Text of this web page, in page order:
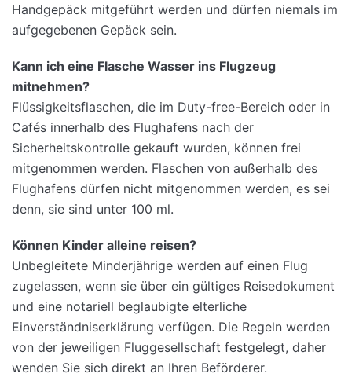
Handgepäck mitgeführt werden und dürfen niemals im
aufgegebenen Gepäck sein.
Kann ich eine Flasche Wasser ins Flugzeug
mitnehmen?
Flüssigkeitsflaschen, die im Duty-free-Bereich oder in
Cafés innerhalb des Flughafens nach der
Sicherheitskontrolle gekauft wurden, können frei
mitgenommen werden. Flaschen von außerhalb des
Flughafens dürfen nicht mitgenommen werden, es sei
denn, sie sind unter 100 ml.
Können Kinder alleine reisen?
Unbegleitete Minderjährige werden auf einen Flug
zugelassen, wenn sie über ein gültiges Reisedokument
und eine notariell beglaubigte elterliche
Einverständniserklärung verfügen. Die Regeln werden
von der jeweiligen Fluggesellschaft festgelegt, daher
wenden Sie sich direkt an Ihren Beförderer.